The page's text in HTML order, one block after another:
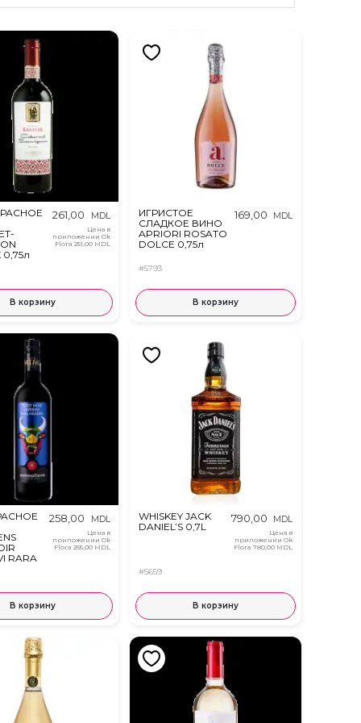
0,75л
261,00 MDL
Цена в
приложении Ok
Flora 251,00 MDL
В корзину
ИГРИСТОЕ
СЛАДКОЕ ВИНО
APRIORI ROSATO
DOLCE 0,75л
#5793
169,00 MDL
В корзину
RARA
258,00 MDL
Цена в
приложении Ok
Flora 255,00 MDL
В корзину
WHISKEY JACK
DANIEL’S 0,7L
#5659
790,00 MDL
Цена в
приложении Ok
Flora780,00 MDL
В корзину